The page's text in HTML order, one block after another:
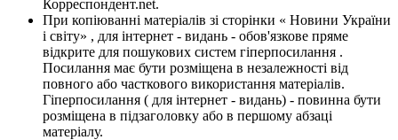
Корреспондент.net.
При копіюванні матеріалів зі сторінки « Новини України
і світу» , для інтернет - видань - обов'язкове пряме
відкрите для пошукових систем гіперпосилання .
Посилання має бути розміщена в незалежності від
повного або часткового використання матеріалів.
Гіперпосилання ( для інтернет - видань) - повинна бути
розміщена в підзаголовку або в першому абзаці
матеріалу.